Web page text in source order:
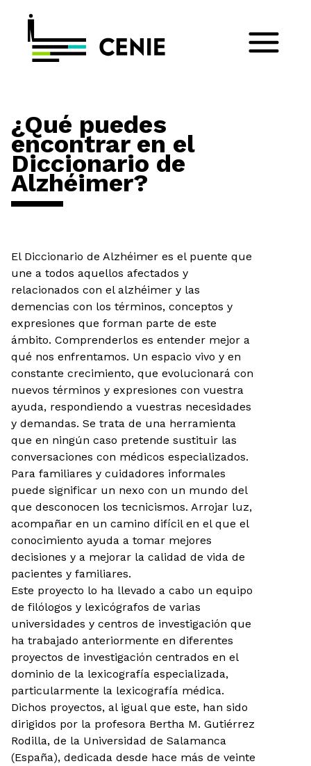
¿Qué puedes
encontrar en el
Diccionario de
Alzhéimer?
El Diccionario de Alzhéimer es el puente que
une a todos aquellos afectados y
relacionados con el alzhéimer y las
demencias con los términos, conceptos y
expresiones que forman parte de este
ámbito. Comprenderlos es entender mejor a
qué nos enfrentamos. Un espacio vivo y en
constante crecimiento, que evolucionará con
nuevos términos y expresiones con vuestra
ayuda, respondiendo a vuestras necesidades
y demandas. Se trata de una herramienta
que en ningún caso pretende sustituir las
conversaciones con médicos especializados.
Para familiares y cuidadores informales
puede significar un nexo con un mundo del
que desconocen los tecnicismos. Arrojar luz,
acompañar en un camino difícil en el que el
conocimiento ayuda a tomar mejores
decisiones y a mejorar la calidad de vida de
pacientes y familiares.
Este proyecto lo ha llevado a cabo un equipo
de filólogos y lexicógrafos de varias
universidades y centros de investigación que
ha trabajado anteriormente en diferentes
proyectos de investigación centrados en el
dominio de la lexicografía especializada,
particularmente la lexicografía médica.
Dichos proyectos, al igual que este, han sido
dirigidos por la profesora Bertha M. Gutiérrez
Rodilla, de la Universidad de Salamanca
(España), dedicada desde hace más de veinte